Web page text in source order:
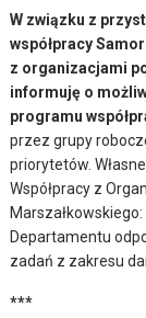
W związku z
współpracy
z organizacjami
informuję o
programu
przez grupy
priorytetów.
Współpracy z
Marszałkowskiego:
Departamentu
zadań z zakresu
***